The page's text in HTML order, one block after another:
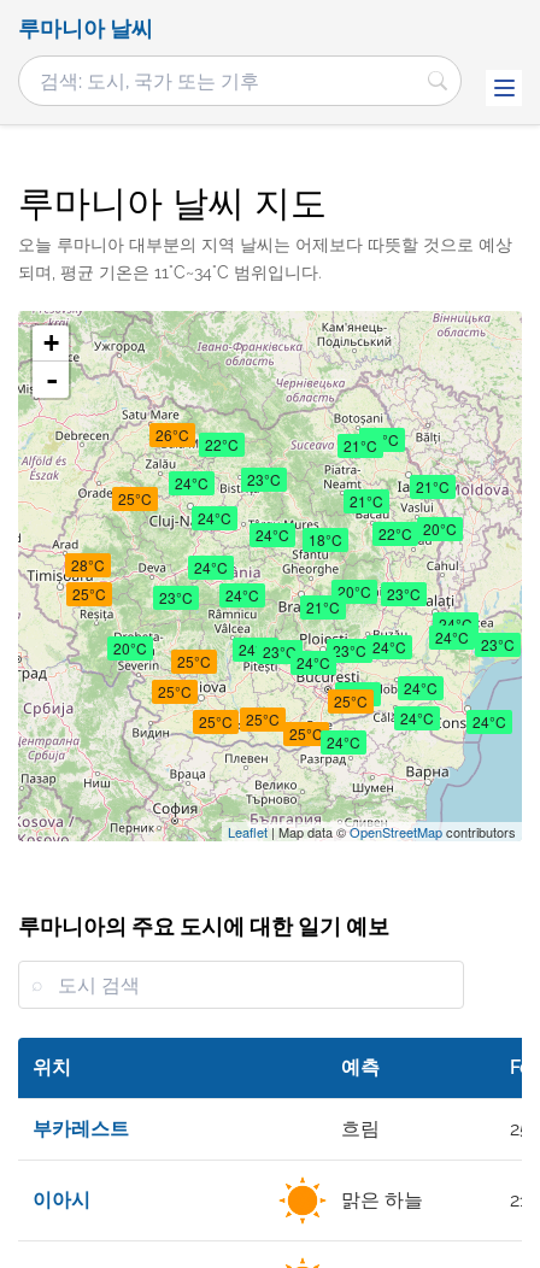
루마니아 날씨
루마니아 날씨 지도
오늘 루마니아 대부분의 지역 날씨는 어제보다 따뜻할 것으로 예상
되며, 평균 기온은 11°C~34°C 범위입니다.
25°C
21°C
24°C
25°C
24°C
25°C
24°C
24°C
23°C
24°C
20°C
25°C
26°C
24°C
24°C
23°C
28°C
22°C
25°C
23°C
21°C
24°C
24°C
23°C
24°C
18°C
23°C
24°C
22°C
21°C
25°C
24°C
21°C
25°C
24°C
20°C
20°C
21°C
24°C
24°C
23°C
25°C
+
-
Leaflet| Map data ©OpenStreetMapcontributors
루마니아의 주요 도시에 대한 일기 예보
위치 예측
부카레스트 흐림 25°
이아시 맑은 하늘 21°